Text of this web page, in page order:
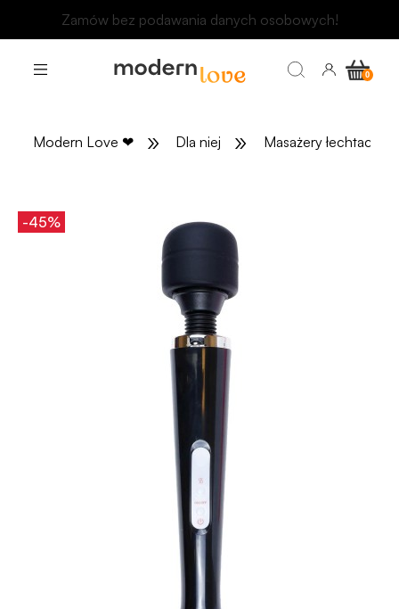
Odbierz rabat 15 zł na pierwsze zakupy
Modern Love ❤ » Dla niej » Masażery łechtaczki
-45%